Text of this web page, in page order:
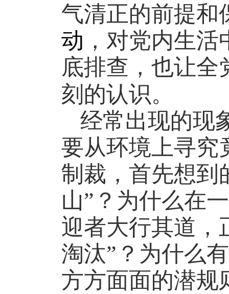
气清正的前提和
动 ，对党内生
底排查，也让全
刻的认识。
经常出现的现
要从环境上寻究
制裁，首先想到
山”？为什么在
迎者大行其道，
淘汰”？为什么
方方面面的潜规